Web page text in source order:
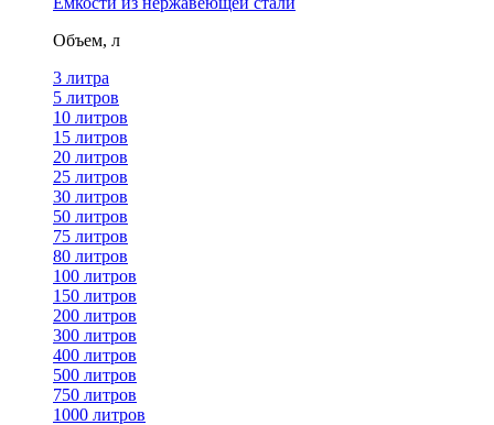
Объем, л
3 литра
5 литров
10 литров
15 литров
20 литров
25 литров
30 литров
50 литров
75 литров
80 литров
100 литров
150 литров
200 литров
300 литров
400 литров
500 литров
750 литров
1000 литров